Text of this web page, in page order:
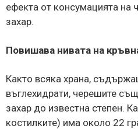
ефекта от консумацията на
захар.
Повишава нивата на
Както всяка храна,
въглехидрати, черешите
захар до известна степен.
костилките) има около 22